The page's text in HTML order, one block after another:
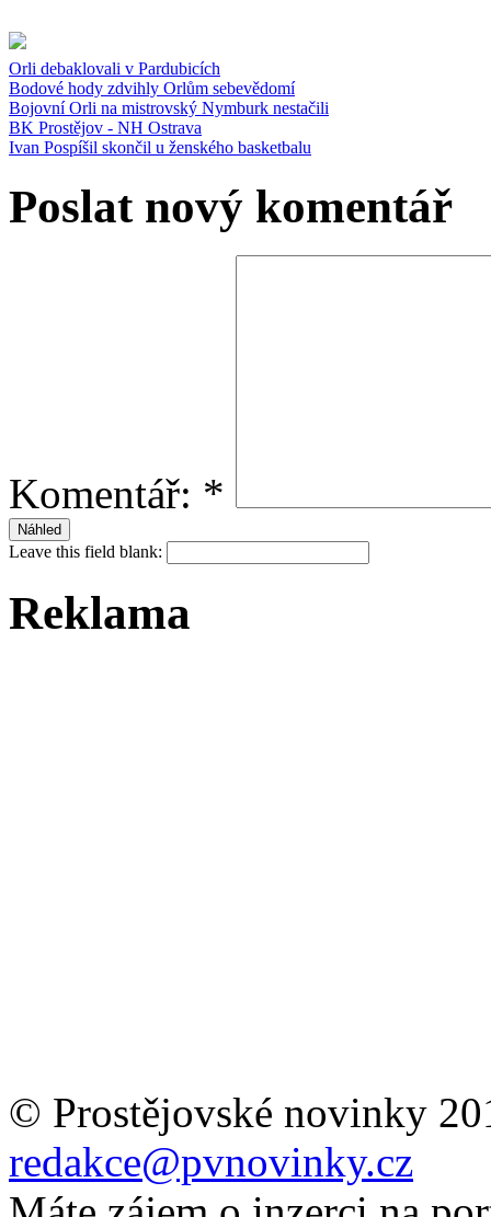
Orli debaklovali v Pardubicích
Bodové hody zdvihly Orlům sebevědomí
Bojovní Orli na mistrovský Nymburk nestačili
BK Prostějov - NH Ostrava
Ivan Pospíšil skončil u ženského basketbalu
Poslat nový komentář
Komentář: *
Leave this field blank:
Reklama
© Prostějovské novinky
redakce@pvnovinky.cz